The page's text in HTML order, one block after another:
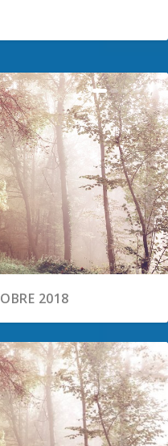
2018